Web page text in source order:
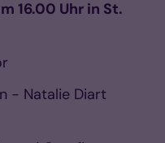
16.00 Uhr in St.
- Natalie Diart